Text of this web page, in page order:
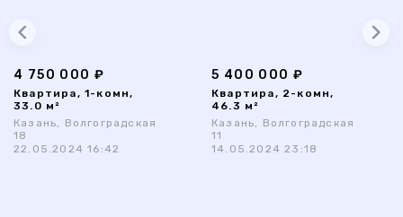
4 750 000 ₽
Квартира, 1-комн,
33.0 м²
Казань, Волгоградская
18
22.05.2024 16:42
5 400 000 ₽
Квартира, 2-комн,
46.3 м²
Казань, Волгоградская
11
14.05.2024 23:18